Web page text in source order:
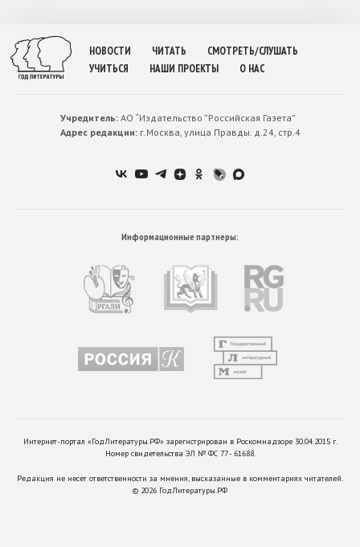
НОВОСТИ ЧИТАТЬ
СМОТРЕТЬ/СЛУШАТЬ
УЧИТЬСЯ
НАШИ ПРОЕКТЫ О НАС
Учредитель:АО “Издательство ”Российская Газета”
Адрес редакции:г.Москва, улица Правды. д.24, стр.4
Информационные партнеры:
Интернет-портал «ГодЛитературы.РФ» зарегистрирован в Роскомнадзоре 30.04.2015 г.
Номер свидетельства ЭЛ № ФС 77 - 61688.
Редакция не несет ответственности за мнения, высказанные в комментариях читателей.
© 2026 ГодЛитературы.РФ